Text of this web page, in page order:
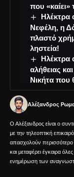
που «καίει»
Ηλέκτρα
Νεφέλη, η
πλαστό
ληστεία!
Ηλέκτρα
αλήθειας
Νικήτα που
Αλέξανδρος
Ο Αλέξανδρος είναι ο
με την τηλεοπτική
απασχολούν περισσότερο
και μεταφέρει έγκαιρα
ενημέρωση των